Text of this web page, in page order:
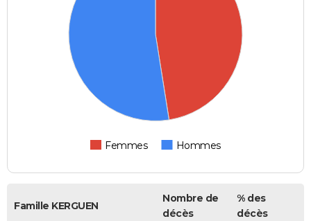
Femmes Hommes
Famille KERGUEN
Nombre de
décès
% des
décès